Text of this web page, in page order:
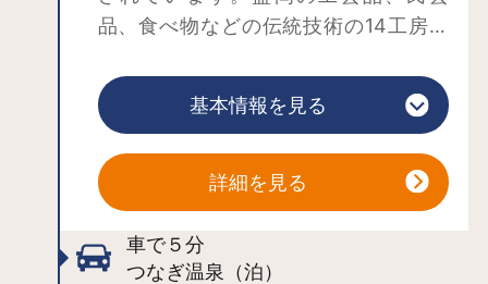
品、食べ物などの伝統技術の14工房が
南部鉄器をはじめ4,000種類以上の地場
産品の展示販売が行われている「盛岡
馬産地であったこの地域特有の住居を
移築した「南部曲り家ゾーン」があり
ます。
中でも、手づくり工房は人気で、職人
基本情報を見る
詳細を見る
車で５分
つなぎ温泉（泊）